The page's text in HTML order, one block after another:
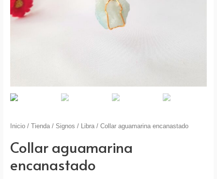
Inicio / Tienda / Signos / Libra / Collar aguamarina encanastado
Collar aguamarina
encanastado